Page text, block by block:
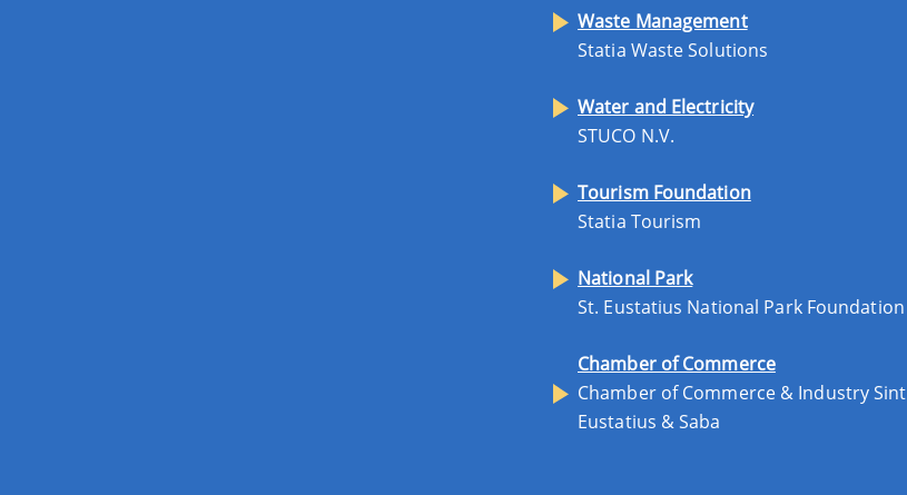
Waste Management
Statia Waste Solutions
Water and Electricity
STUCO N.V.
Tourism Foundation
Statia Tourism
National Park
St. Eustatius National Park Foundation
Chamber of Commerce
Chamber of Commerce & Industry Sint
Eustatius & Saba